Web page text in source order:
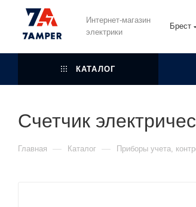
Интернет-магазин
электрики
Брест
КАТАЛОГ
Счетчик
Главная — Каталог — Приборы учета,